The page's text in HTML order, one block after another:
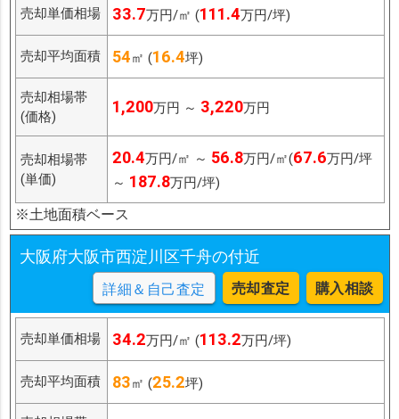
売却単価相場 33.7万円/㎡ (111.4万円/坪)
売却平均面積 54㎡ (16.4坪)
売却相場帯
(価格)
1,200万円 ～ 3,220万円
売却相場帯
(単価)
20.4万円/㎡ ～ 56.8万円/㎡(67.6万円/坪
～ 187.8万円/坪)
※土地面積ベース
大阪府大阪市西淀川区千舟の付近
詳細＆自己査定 売却査定 購入相談
売却単価相場 34.2万円/㎡ (113.2万円/坪)
売却平均面積 83㎡ (25.2坪)